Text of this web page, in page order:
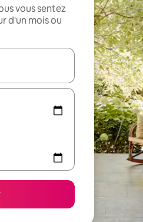
vous sentez
d'un mois ou
les flèches vers le haut et